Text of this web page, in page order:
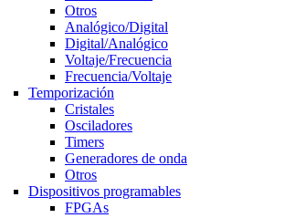
Otros
Analógico/Digital
Digital/Analógico
Voltaje/Frecuencia
Frecuencia/Voltaje
Temporización
Cristales
Osciladores
Timers
Generadores de onda
Otros
Dispositivos programables
FPGAs